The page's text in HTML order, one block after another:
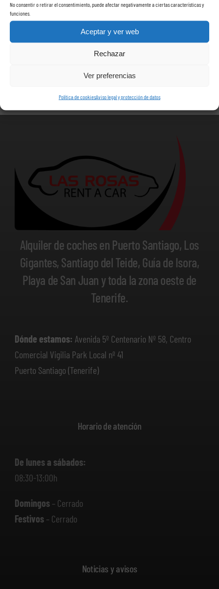
No consentir o retirar el consentimiento, puede afectar negativamente a ciertas características y
funciones.
Aceptar y ver web
Rechazar
Ver preferencias
Política de cookiesAviso legal y protección de datos
Llamenos +34638074231
Alquiler de coches en Puerto Santiago, Los
Gigantes, Santiago del Teide, Guía de Isora,
Playa de San Juan y toda la zona oeste de
Tenerife.
Dónde estamos: Avenida 5º Centenario Nº 58, Centro
Comercial Vigilia Park Local nº 41
Puerto Santiago (Tenerife)
Horario de atención
De lunes a sábados:
08:30-13:00h
Domingos– Cerrado
Festivos– Cerrado
Noticias y avisos